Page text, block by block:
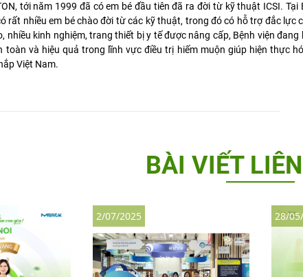
tới năm 1999 đã có em bé đầu tiên đã ra đời từ kỹ thuật ICSI. Tại
rất nhiều em bé chào đời từ các kỹ thuật, trong đó có hỗ trợ đắc lực
nhiều kinh nghiệm, trang thiết bị y tế được nâng cấp, Bệnh viện
toàn và hiệu quả trong lĩnh vực điều trị hiếm muộn giúp hiện thực
Việt Nam.
BÀI VIẾT
2/07/2025 28/